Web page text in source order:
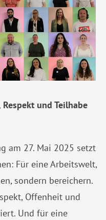
und Teilhabe
am 27. Mai 2025 setzt
Für eine Arbeitswelt,
sondern bereichern.
Offenheit und
Und für eine